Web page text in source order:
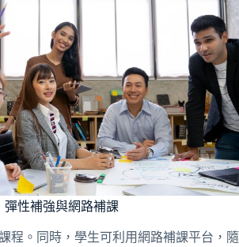
彈性補強與網路補課
程。同時，學生可利用網路補課平台，隨